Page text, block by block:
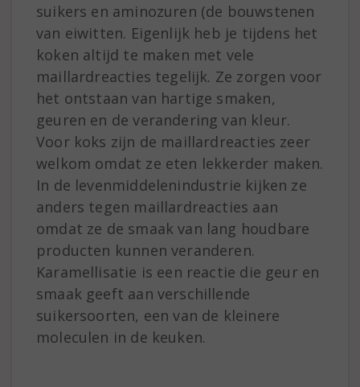
suikers en aminozuren (de bouwstenen
van eiwitten. Eigenlijk heb je tijdens het
koken altijd te maken met vele
maillardreacties tegelijk. Ze zorgen voor
het ontstaan van hartige smaken,
geuren en de verandering van kleur.
Voor koks zijn de maillardreacties zeer
welkom omdat ze eten lekkerder maken.
In de levenmiddelenindustrie kijken ze
anders tegen maillardreacties aan
omdat ze de smaak van lang houdbare
producten kunnen veranderen.
Karamellisatie is een reactie die geur en
smaak geeft aan verschillende
suikersoorten, een van de kleinere
moleculen in de keuken.